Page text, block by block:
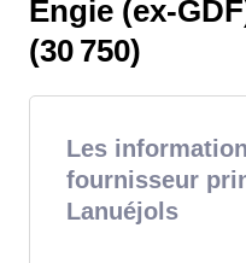
Engie (ex-
(30 750)
Les
fournisseur
Lanuéjols